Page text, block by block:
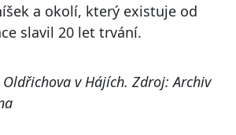
a okolí, který existuje od
slavil 20 let trvání.
v Hájích. Zdroj: Archiv